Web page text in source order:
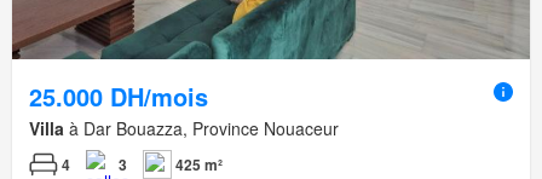
25.000 DH/mois
Villa à Dar Bouazza, Province Nouaceur
4 3 425 m²